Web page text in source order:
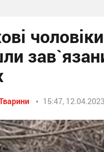
15:47, 12.04.2023